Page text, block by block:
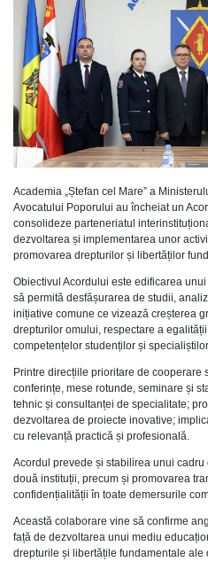
Academia „Ștefan cel Mare” a
Avocatului Poporului au încheiat un
consolideze parteneriatul
dezvoltarea și implementarea unor
promovarea drepturilor și libertăților
Obiectivul Acordului este edificarea
să permită desfășurarea de studii,
inițiative comune ce vizează creșterea
drepturilor omului, respectare a
competențelor studenților și
Printre direcțiile prioritare de cooperare
conferințe, mese rotunde, seminare și
tehnic și consultanței de specialitate;
dezvoltarea de proiecte inovative;
cu relevanță practică și profesională.
Acordul prevede și stabilirea unui
două instituții, precum și promovarea
confidențialității în toate demersurile
Această colaborare vine să confirme
față de dezvoltarea unui mediu
drepturile și libertățile fundamentale ale